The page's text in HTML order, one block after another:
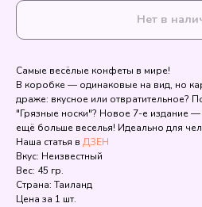
Нет в
Самые весёлые конфеты в мире!
В коробке — одинаковые на вид, но
драже: вкусное или отвратительное?
"Грязные носки"? Новое 7-е издание
ещё больше веселья! Идеально для
Наша статья в ДЗЕН
Вкус: Неизвестный
Вес: 45 гр.
Страна: Таиланд
Цена за 1 шт.